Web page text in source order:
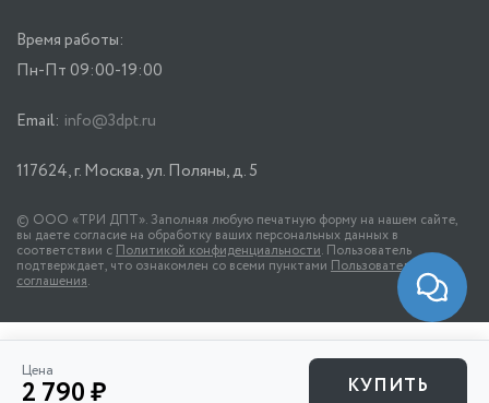
Цена
2 790 ₽ КУПИТЬ
Время работы:
Пн-Пт 09:00-19:00
Email: info@3dpt.ru
117624, г. Москва, ул. Поляны, д. 5
© ООО «ТРИ ДПТ». Заполняя любую печатную форму на нашем сайте,
вы даете согласие на обработку ваших персональных данных в
соответствии с Политикой конфиденциальности. Пользователь
подтверждает, что ознакомлен со всеми пунктами Пользовательского
соглашения.